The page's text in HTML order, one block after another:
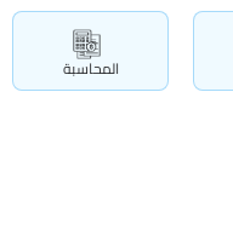
المحاسبة